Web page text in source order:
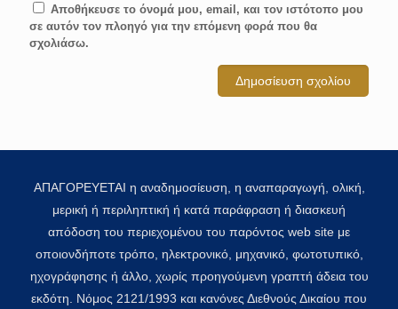
Αποθήκευσε το όνομά μου, email, και τον ιστότοπο μου
σε αυτόν τον πλοηγό για την επόμενη φορά που θα
σχολιάσω.
ΑΠΑΓΟΡΕΥΕΤΑΙ η αναδημοσίευση, η αναπαραγωγή, ολική,
μερική ή περιληπτική ή κατά παράφραση ή διασκευή
απόδοση του περιεχομένου του παρόντος web site με
οποιονδήποτε τρόπο, ηλεκτρονικό, μηχανικό, φωτοτυπικό,
ηχογράφησης ή άλλο, χωρίς προηγούμενη γραπτή άδεια του
εκδότη. Νόμος 2121/1993 και κανόνες Διεθνούς Δικαίου που